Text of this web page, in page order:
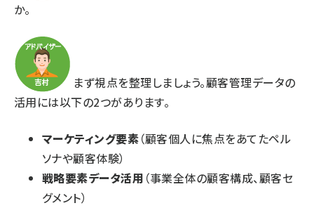
か。
まず視点を整理しましょう。顧客管理データの
活用には以下の2つがあります。
マーケティング要素（顧客個人に焦点をあてたペル
ソナや顧客体験）
戦略要素データ活用 （事業全体の顧客構成、顧客セ
グメント）